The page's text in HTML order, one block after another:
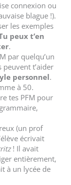
connexion ou
blague !).
les exemples
peux t’en
.
par quelqu’un
peuvent t’aider
personnel.
à 50.
tes PFM pour
(un prof
écrivait
! Il avait
entièrement,
à un lycée de